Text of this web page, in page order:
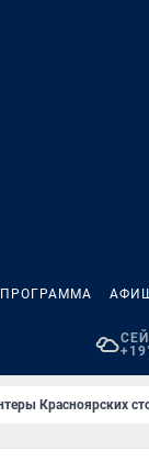
Красноярских